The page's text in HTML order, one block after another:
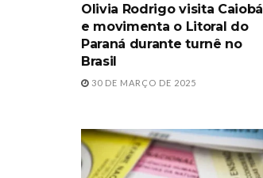
Olivia Rodrigo visita Caiobá
e movimenta o Litoral do
Paraná durante turnê no
Brasil
30 DE MARÇO DE 2025